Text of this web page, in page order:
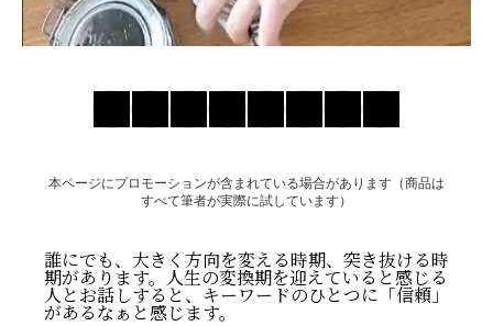
本ページにプロモーションが含まれている場合があります（商品は
すべて筆者が実際に試しています）
誰にでも、大きく方向を変える時期、突き抜ける時
期があります。人生の変換期を迎えていると感じる
人とお話しすると、キーワードのひとつに「信頼」
があるなぁと感じます。